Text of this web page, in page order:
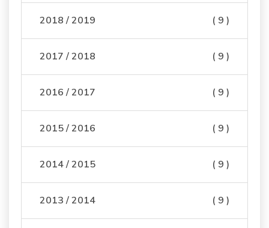
2018 / 2019 ( 9 )
2017 / 2018 ( 9 )
2016 / 2017 ( 9 )
2015 / 2016 ( 9 )
2014 / 2015 ( 9 )
2013 / 2014 ( 9 )